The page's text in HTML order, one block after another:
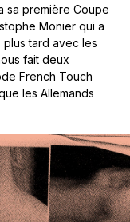
sa première Coupe
Monier qui a
tard avec les
fait deux
French Touch
les Allemands